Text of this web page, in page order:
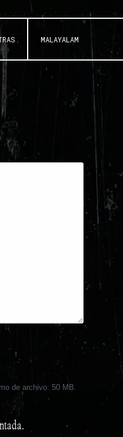
MALAYALAM
de archivo: 50 MB.